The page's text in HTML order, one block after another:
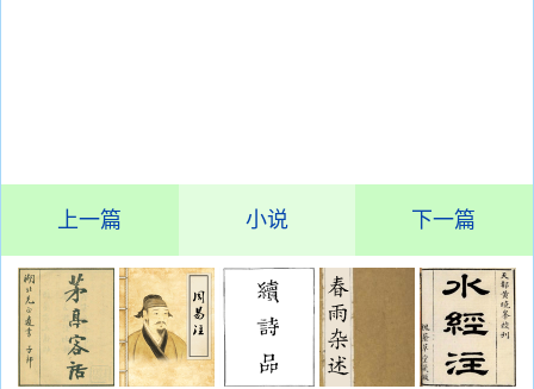
上一篇 小说 下一篇